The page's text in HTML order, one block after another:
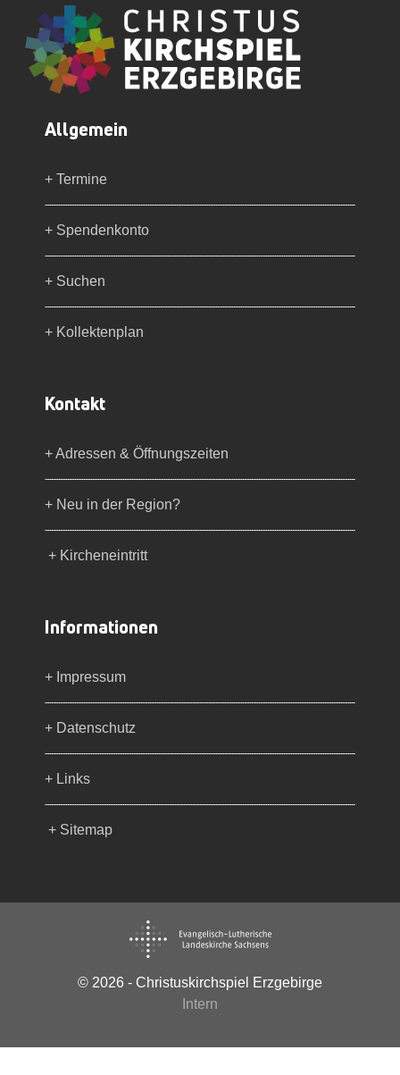
Allgemein
+ Termine
+ Spendenkonto
+ Suchen
+ Kollektenplan
Kontakt
+ Adressen & Öffnungszeiten
+ Neu in der Region?
+ Kircheneintritt
Informationen
+ Impressum
+ Datenschutz
+ Links
+ Sitemap
© 2026 - Christuskirchspiel Erzgebirge
Intern